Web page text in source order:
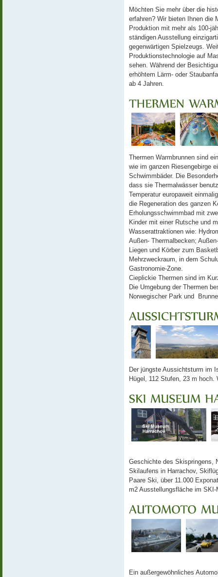
Möchten Sie mehr über die
erfahren? Wir bieten Ihnen die
Produktion mit mehr als 100-
ständigen Ausstellung
gegenwärtigen Spielzeugs.
Produktionstechnologie auf
sehen. Während der
erhöhtem Lärm- oder
ab 4 Jahren.
Thermen Warmbrunnen sind
wie im ganzen Riesengebirge
Schwimmbäder. Die
dass sie Thermalwässer
Temperatur europaweit
die Regeneration des ganzen
Erholungsschwimmbad mit
Kinder mit einer Rutsche und
Wasserattraktionen wie:
Außen- Thermalbecken;
Liegen und Körber zum
Mehrzweckraum, in dem
Gastronomie-Zone.
Cieplickie Thermen sind im
Die Umgebung der Thermen
Norwegischer Park und
Der jüngste Aussichtsturm im
Hügel, 112 Stufen, 23 m hoch.
Geschichte des Skispringens,
Skilaufens in Harrachov,
Paare Ski, über 11.000
m2 Ausstellungsfläche im SKI-
Ein außergewöhnliches